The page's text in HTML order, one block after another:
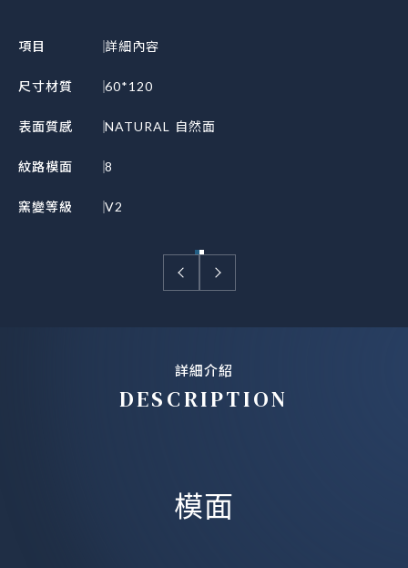
項目 詳細內容
尺寸材質 60*120
表面質感 NATURAL 自然面
紋路模面 8
窯變等級 V2
詳細介紹
DESCRIPTION
模面